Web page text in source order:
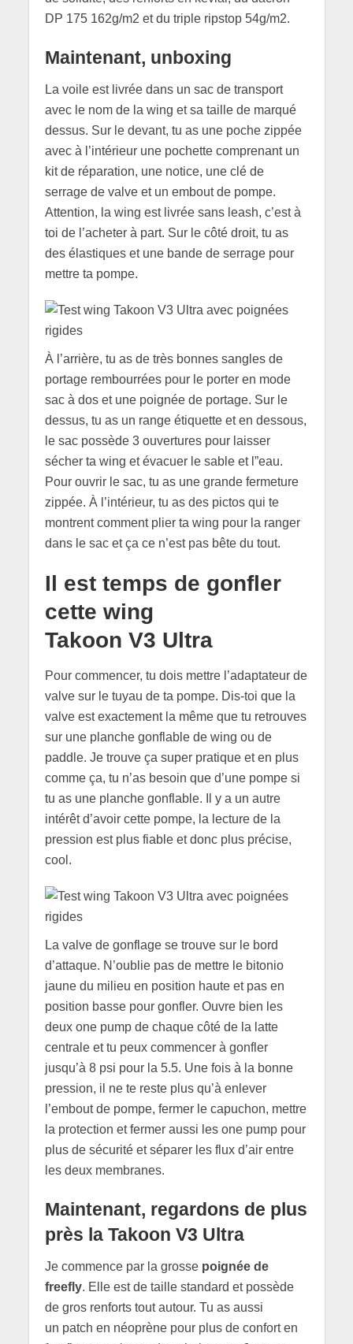
DP 175 162g/m2 et du triple ripstop 54g/m2.
Maintenant, unboxing
La voile est livrée dans un sac de transport
avec le nom de la wing et sa taille de marqué
dessus. Sur le devant, tu as une poche zippée
avec à l’intérieur une pochette comprenant un
kit de réparation, une notice, une clé de
serrage de valve et un embout de pompe.
Attention, la wing est livrée sans leash, c’est à
toi de l’acheter à part. Sur le côté droit, tu as
des élastiques et une bande de serrage pour
mettre ta pompe.
À l’arrière, tu as de très bonnes sangles de
portage rembourrées pour le porter en mode
sac à dos et une poignée de portage. Sur le
dessus, tu as un range étiquette et en dessous,
le sac possède 3 ouvertures pour laisser
sécher ta wing et évacuer le sable et l”eau.
Pour ouvrir le sac, tu as une grande fermeture
zippée. À l’intérieur, tu as des pictos qui te
montrent comment plier ta wing pour la ranger
dans le sac et ça ce n’est pas bête du tout.
Il est temps de gonfler
cette wing
Takoon V3 Ultra
Pour commencer, tu dois mettre l’adaptateur de
valve sur le tuyau de ta pompe. Dis-toi que la
valve est exactement la même que tu retrouves
sur une planche gonflable de wing ou de
paddle. Je trouve ça super pratique et en plus
comme ça, tu n’as besoin que d’une pompe si
tu as une planche gonflable. Il y a un autre
intérêt d’avoir cette pompe, la lecture de la
pression est plus fiable et donc plus précise,
cool.
La valve de gonflage se trouve sur le bord
d’attaque. N’oublie pas de mettre le bitonio
jaune du milieu en position haute et pas en
position basse pour gonfler. Ouvre bien les
deux one pump de chaque côté de la latte
centrale et tu peux commencer à gonfler
jusqu’à 8 psi pour la 5.5. Une fois à la bonne
pression, il ne te reste plus qu’à enlever
l’embout de pompe, fermer le capuchon, mettre
la protection et fermer aussi les one pump pour
plus de sécurité et séparer les flux d’air entre
les deux membranes.
Maintenant, regardons de plus
près la Takoon V3 Ultra
Je commence par la grosse poignée de
freefly. Elle est de taille standard et possède
de gros renforts tout autour. Tu as aussi
un patch en néoprène pour plus de confort en